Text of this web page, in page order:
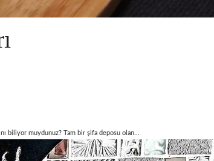
biliyor muydunuz? Tam bir şifa deposu olan...